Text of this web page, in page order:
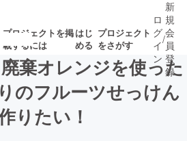
プロジェクトを掲
載するには
はじ
める
プロジェクト
をさがす
新着プロ
ト
募集終了が近いプ
ロ
グ
イ
ン
/
新
規
会
員
登
録
棄オレンジを使った
のフルーツせっけん
りたい！